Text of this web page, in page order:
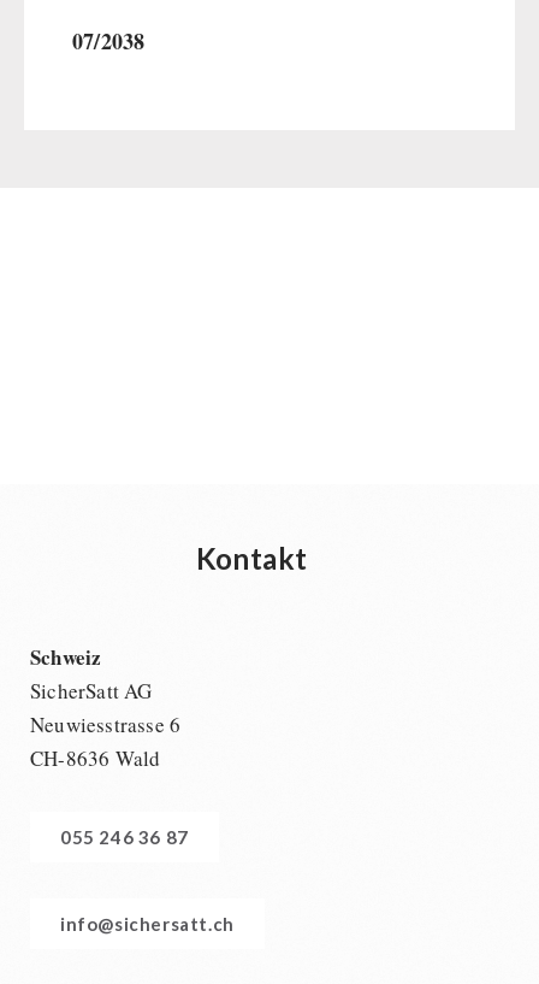
07/2038
Kontakt
Schweiz
SicherSatt AG
Neuwiesstrasse 6
CH-8636 Wald
055 246 36 87
info@sichersatt.ch